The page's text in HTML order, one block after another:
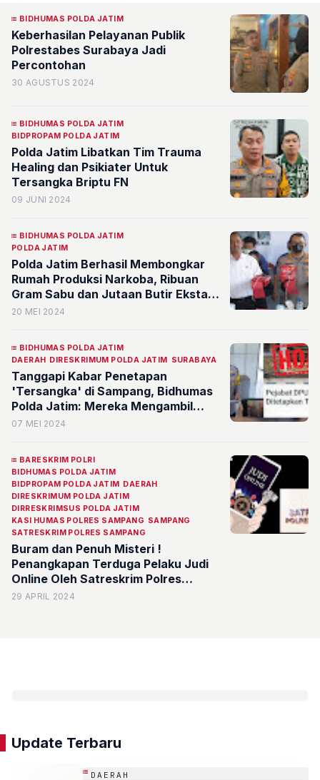
BIDHUMAS POLDA JATIM
Keberhasilan Pelayanan Publik
Polrestabes Surabaya Jadi
Percontohan
30 AGUSTUS 2024
BIDHUMAS POLDA JATIM
BIDPROPAM POLDA JATIM
Polda Jatim Libatkan Tim Trauma
Healing dan Psikiater Untuk
Tersangka Briptu FN
09 JUNI 2024
BIDHUMAS POLDA JATIM
POLDA JATIM
Polda Jatim Berhasil Membongkar
Rumah Produksi Narkoba, Ribuan
Gram Sabu dan Jutaan Butir Ekstasi
Disita
20 MEI 2024
BIDHUMAS POLDA JATIM
DAERAH DIRESKRIMUM POLDA JATIM SURABAYA
Tanggapi Kabar Penetapan
'Tersangka' di Sampang, Bidhumas
Polda Jatim: Mereka Mengambil
Profesi Malaikat
07 MEI 2024
BARESKRIM POLRI
BIDHUMAS POLDA JATIM
BIDPROPAM POLDA JATIM DAERAH
DIRESKRIMUM POLDA JATIM
DIRRESKRIMSUS POLDA JATIM
KASI HUMAS POLRES SAMPANG SAMPANG
SATRESKRIM POLRES SAMPANG
Buram dan Penuh Misteri !
Penangkapan Terduga Pelaku Judi
Online Oleh Satreskrim Polres
Sampang Madura
29 APRIL 2024
Update Terbaru
DAERAH